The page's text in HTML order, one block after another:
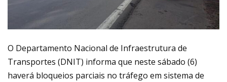
O Departamento Nacional de Infraestrutura de
Transportes (DNIT) informa que neste sábado (6)
haverá bloqueios parciais no tráfego em sistema de